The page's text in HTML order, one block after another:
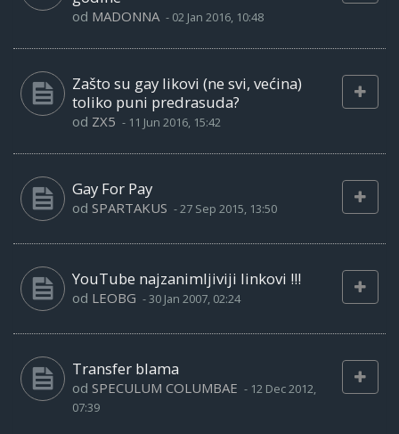
od MADONNA - 02 Jan 2016, 10:48
Zašto su gay likovi (ne svi, većina)
toliko puni predrasuda?
od ZX5 - 11 Jun 2016, 15:42
Gay For Pay
od SPARTAKUS -27 Sep 2015, 13:50
YouTube najzanimljiviji linkovi !!!
od LEOBG -30 Jan 2007, 02:24
Transfer blama
od SPECULUM COLUMBAE - 12 Dec 2012,
07:39